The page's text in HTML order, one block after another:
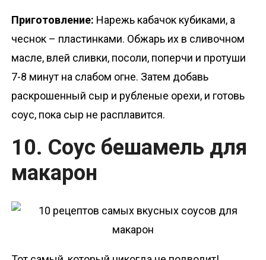
Приготовление: Нарежь кабачок кубиками, а
чеснок – пластинками. Обжарь их в сливочном
масле, влей сливки, посоли, поперчи и протуши
7-8 минут на слабом огне. Затем добавь
раскрошенный сыр и рубленые орехи, и готовь
соус, пока сыр не расплавится.
10. Соус бешамель для
макарон